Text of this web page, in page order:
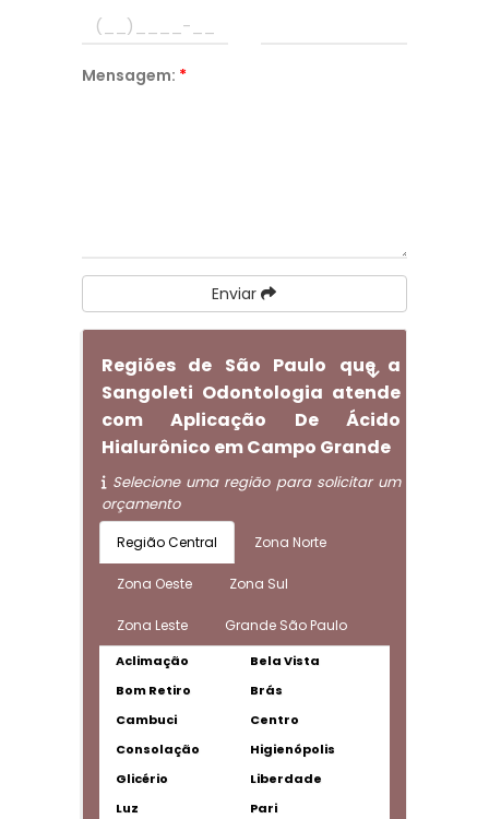
Mensagem: *
Enviar
Regiões de São Paulo que a
Sangoleti Odontologia atende
com Aplicação De Ácido
Hialurônico em Campo Grande
Selecione uma região para solicitar um
orçamento
Região Central Zona Norte
Zona Oeste Zona Sul
Zona Leste Grande São Paulo
Aclimação
Bela Vista
Bom Retiro
Brás
Cambuci
Centro
Consolação
Higienópolis
Glicério
Liberdade
Luz
Pari